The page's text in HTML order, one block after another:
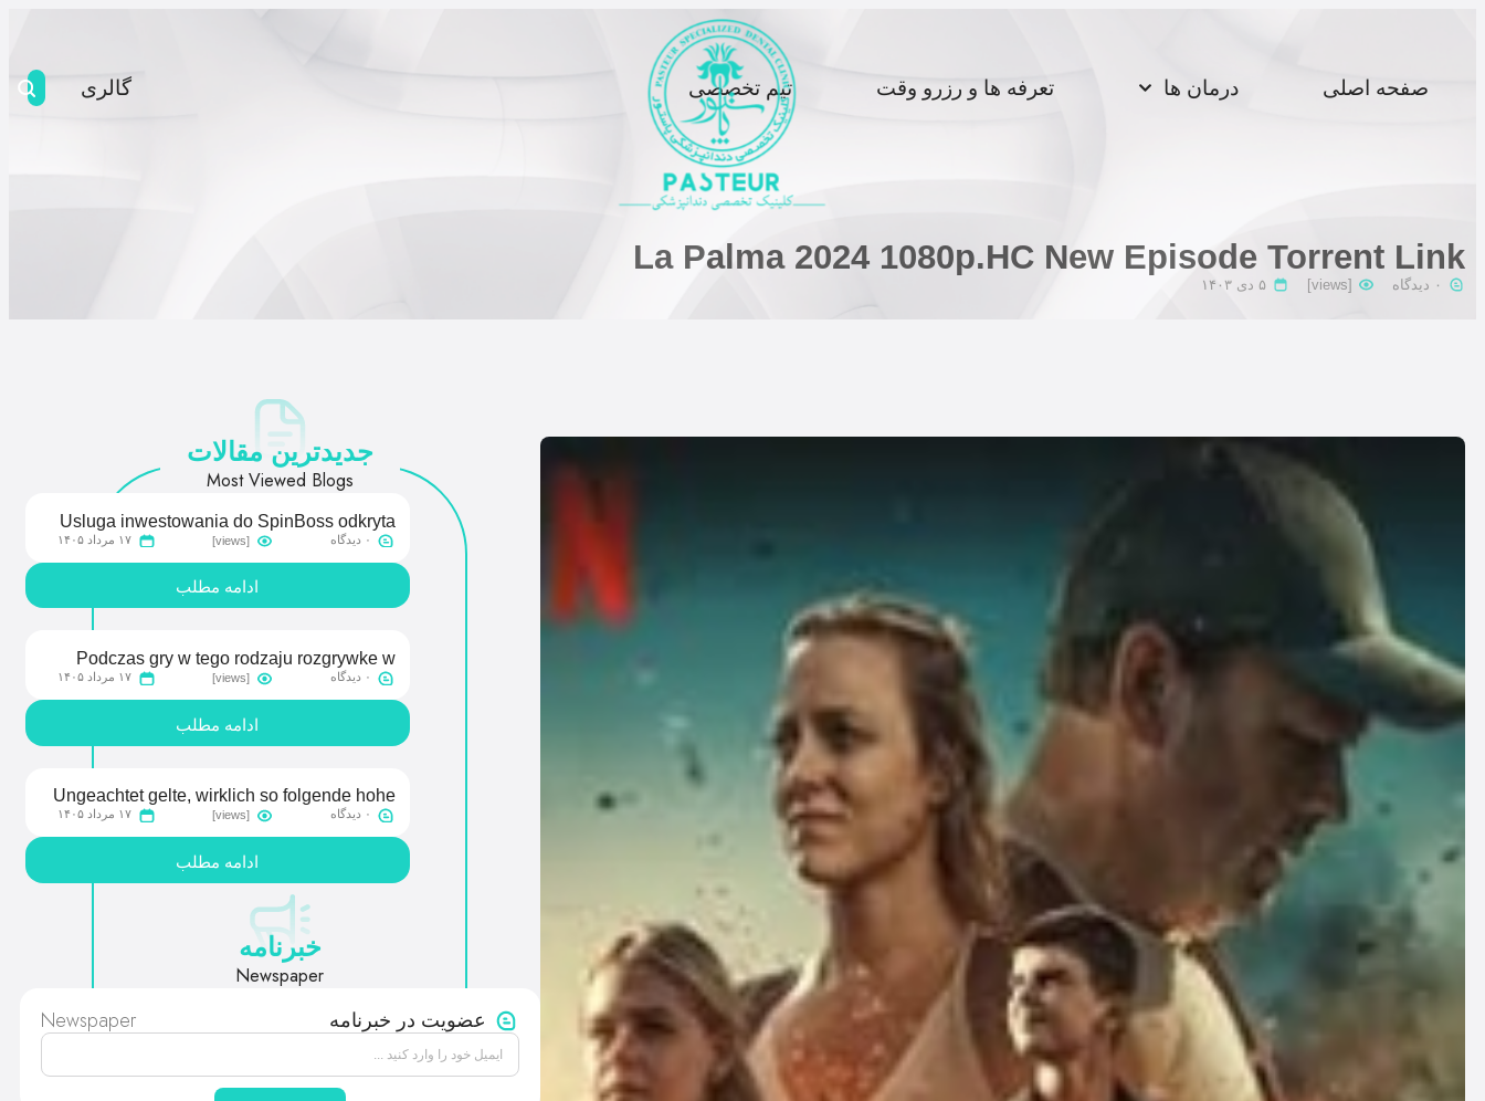
صفحه اصلی درمان ها تعرفه ها و رزرو وقت تیم تخصصی گالری
La Palma 2024 1080p.HC New Episode Torrent Link
۰ دیدگاه [views] ۵ دی ۱۴۰۳
جدیدترین مقالات
Most Viewed Blogs
Usluga inwestowania do SpinBoss odkryta
dopasowana do realnych przyzwyczajen
۰ دیدگاه [views] ۱۷ مرداد ۱۴۰۵
ادامه مطلب
Podczas gry w tego rodzaju rozgrywke w
internecie rezygnujemy posiadanie
zdrapywania farbe
۰ دیدگاه [views] ۱۷ مرداد ۱۴۰۵
ادامه مطلب
Ungeachtet gelte, wirklich so folgende hohe
Bedienerfreundlichkeit gleichfalls inoffizieller
Casinobesuchs geschrieben stehen wird
۰ دیدگاه [views] ۱۷ مرداد ۱۴۰۵
ادامه مطلب
خبرنامه
Newspaper
عضویت در خبرنامه Newspaper